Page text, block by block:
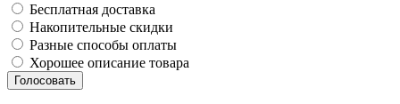
Бесплатная доставка
Накопительные скидки
Разные способы оплаты
Хорошее описание товара
Голосовать